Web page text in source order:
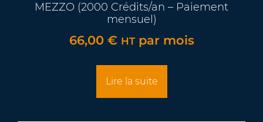
MEZZO (2000 Crédits/an – Paiement
mensuel)
66,00 € HT par mois
Lire la suite